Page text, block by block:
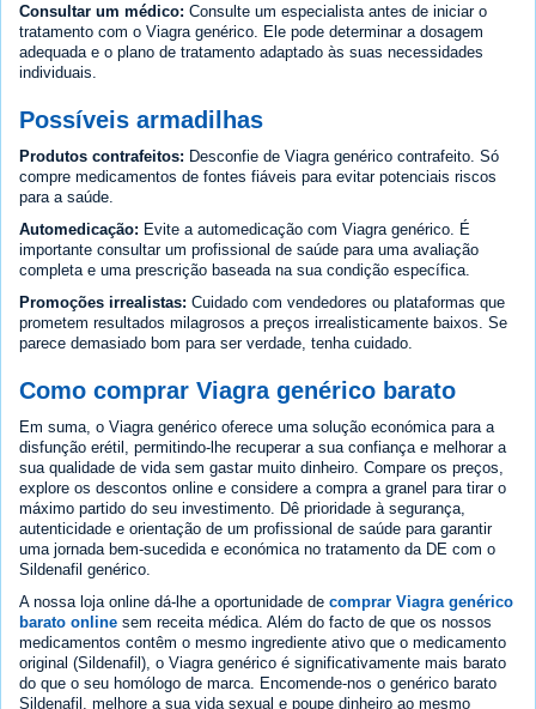
Consultar um médico: Consulte um especialista antes de iniciar o
tratamento com o Viagra genérico. Ele pode determinar a dosagem
adequada e o plano de tratamento adaptado às suas necessidades
individuais.
Possíveis armadilhas
Produtos contrafeitos: Desconfie de Viagra genérico contrafeito. Só
compre medicamentos de fontes fiáveis para evitar potenciais riscos
para a saúde.
Automedicação: Evite a automedicação com Viagra genérico. É
importante consultar um profissional de saúde para uma avaliação
completa e uma prescrição baseada na sua condição específica.
Promoções irrealistas: Cuidado com vendedores ou plataformas que
prometem resultados milagrosos a preços irrealisticamente baixos. Se
parece demasiado bom para ser verdade, tenha cuidado.
Como comprar Viagra genérico barato
Em suma, o Viagra genérico oferece uma solução económica para a
disfunção erétil, permitindo-lhe recuperar a sua confiança e melhorar a
sua qualidade de vida sem gastar muito dinheiro. Compare os preços,
explore os descontos online e considere a compra a granel para tirar o
máximo partido do seu investimento. Dê prioridade à segurança,
autenticidade e orientação de um profissional de saúde para garantir
uma jornada bem-sucedida e económica no tratamento da DE com o
Sildenafil genérico.
A nossa loja online dá-lhe a oportunidade de comprar Viagra genérico
barato online sem receita médica. Além do facto de que os nossos
medicamentos contêm o mesmo ingrediente ativo que o medicamento
original (Sildenafil), o Viagra genérico é significativamente mais barato
do que o seu homólogo de marca. Encomende-nos o genérico barato
Sildenafil, melhore a sua vida sexual e poupe dinheiro ao mesmo